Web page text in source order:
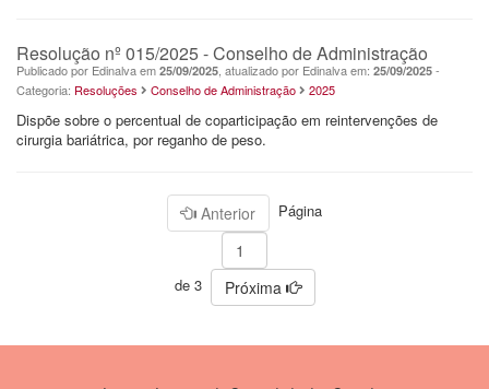
Resolução nº 015/2025 - Conselho de Administração
Publicado por Edinalva em 25/09/2025 , atualizado por Edinalva em: 25/09/2025 -
Categoria: Resoluções Conselho de Administração 2025
Dispõe sobre o percentual de coparticipação em reintervenções de
cirurgia bariátrica, por reganho de peso.
Anterior Página
de 3 Próxima